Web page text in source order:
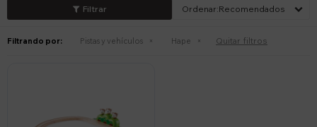
Recomendados
Filtrando por: Pistas y vehículos Hape Quitar filtros